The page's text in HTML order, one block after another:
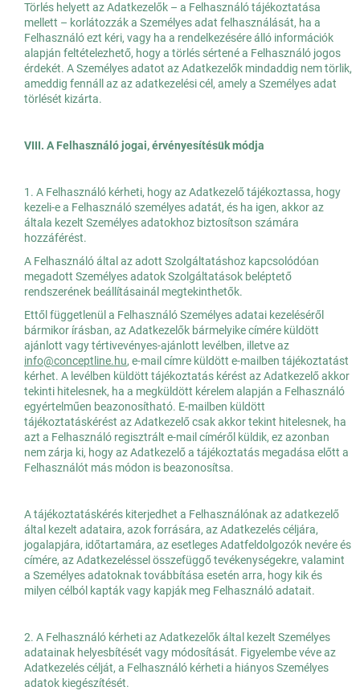
Törlés helyett az Adatkezelők – a Felhasználó tájékoztatása
mellett – korlátozzák a Személyes adat felhasználását, ha a
Felhasználó ezt kéri, vagy ha a rendelkezésére álló információk
alapján feltételezhető, hogy a törlés sértené a Felhasználó jogos
érdekét. A Személyes adatot az Adatkezelők mindaddig nem törlik,
ameddig fennáll az az adatkezelési cél, amely a Személyes adat
törlését kizárta.
VIII. A Felhasználó jogai, érvényesítésük módja
1. A Felhasználó kérheti, hogy az Adatkezelő tájékoztassa, hogy
kezeli-e a Felhasználó személyes adatát, és ha igen, akkor az
általa kezelt Személyes adatokhoz biztosítson számára
hozzáférést.
A Felhasználó által az adott Szolgáltatáshoz kapcsolódóan
megadott Személyes adatok Szolgáltatások beléptető
rendszerének beállításainál megtekinthetők.
Ettől függetlenül a Felhasználó Személyes adatai kezeléséről
bármikor írásban, az Adatkezelők bármelyike címére küldött
ajánlott vagy tértivevényes-ajánlott levélben, illetve az
info@conceptline.hu, e-mail címre küldött e-mailben tájékoztatást
kérhet. A levélben küldött tájékoztatás kérést az Adatkezelő akkor
tekinti hitelesnek, ha a megküldött kérelem alapján a Felhasználó
egyértelműen beazonosítható. E-mailben küldött
tájékoztatáskérést az Adatkezelő csak akkor tekint hitelesnek, ha
azt a Felhasználó regisztrált e-mail címéről küldik, ez azonban
nem zárja ki, hogy az Adatkezelő a tájékoztatás megadása előtt a
Felhasználót más módon is beazonosítsa.
A tájékoztatáskérés kiterjedhet a Felhasználónak az adatkezelő
által kezelt adataira, azok forrására, az Adatkezelés céljára,
jogalapjára, időtartamára, az esetleges Adatfeldolgozók nevére és
címére, az Adatkezeléssel összefüggő tevékenységekre, valamint
a Személyes adatoknak továbbítása esetén arra, hogy kik és
milyen célból kapták vagy kapják meg Felhasználó adatait.
2. A Felhasználó kérheti az Adatkezelők által kezelt Személyes
adatainak helyesbítését vagy módosítását. Figyelembe véve az
Adatkezelés célját, a Felhasználó kérheti a hiányos Személyes
adatok kiegészítését.